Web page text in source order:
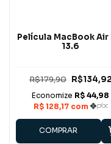
Película MacBook Air
13.6
R$179,90 R$134,92
COMPRAR